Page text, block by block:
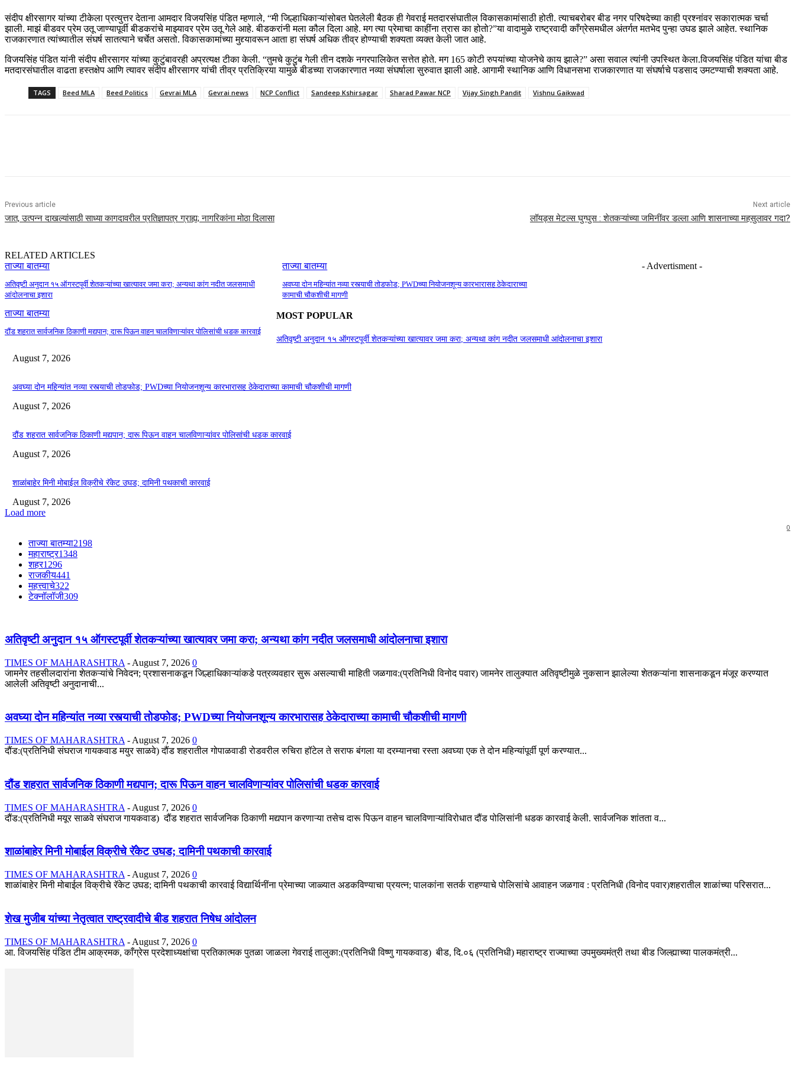
संदीप क्षीरसागर यांच्या टीकेला प्रत्युत्तर देताना आमदार विजयसिंह पंडित म्हणाले, “मी जिल्हाधिकाऱ्यांसोबत घेतलेली बैठक ही गेवराई मतदारसंघातील विकासकामांसाठी होती. त्याचबरोबर बीड नगर परिषदेच्या काही प्रश्नांवर सकारात्मक चर्चा
झाली. माझं बीडवर प्रेम उतू जाण्यापूर्वी बीडकरांचे माझ्यावर प्रेम उतू गेले आहे. बीडकरांनी मला कौल दिला आहे. मग त्या प्रेमाचा काहींना त्रास का होतो?”या वादामुळे राष्ट्रवादी काँग्रेसमधील अंतर्गत मतभेद पुन्हा उघड झाले आहेत. स्थानिक
राजकारणात त्यांच्यातील संघर्ष सातत्याने चर्चेत असतो. विकासकामांच्या मुद्द्यावरून आता हा संघर्ष अधिक तीव्र होण्याची शक्यता व्यक्त केली जात आहे.
विजयसिंह पंडित यांनी संदीप क्षीरसागर यांच्या कुटुंबावरही अप्रत्यक्ष टीका केली. “तुमचे कुटुंब गेली तीन दशके नगरपालिकेत सत्तेत होते. मग 165 कोटी रुपयांच्या योजनेचे काय झाले?” असा सवाल त्यांनी उपस्थित केला.विजयसिंह पंडित यांचा बीड
मतदारसंघातील वाढता हस्तक्षेप आणि त्यावर संदीप क्षीरसागर यांची तीव्र प्रतिक्रिया यामुळे बीडच्या राजकारणात नव्या संघर्षाला सुरुवात झाली आहे. आगामी स्थानिक आणि विधानसभा राजकारणात या संघर्षाचे पडसाद उमटण्याची शक्यता आहे.
TAGS Beed MLA Beed Politics Gevrai MLA Gevrai news NCP Conflict Sandeep Kshirsagar Sharad Pawar NCP Vijay Singh Pandit Vishnu Gaikwad
Previous article
जात, उत्पन्न दाखल्यांसाठी साध्या कागदावरील प्रतिज्ञापत्र ग्राह्य; नागरिकांना मोठा दिलासा
Next article
लॉयड्स मेटल्स घुग्घुस : शेतकऱ्यांच्या जमिनींवर डल्ला आणि शासनाच्या महसुलावर गदा?
RELATED ARTICLES
ताज्या बातम्या
अतिवृष्टी अनुदान १५ ऑगस्टपूर्वी शेतकऱ्यांच्या खात्यावर जमा करा; अन्यथा कांग नदीत जलसमाधी
आंदोलनाचा इशारा
ताज्या बातम्या
अवघ्या दोन महिन्यांत नव्या रस्त्याची तोडफोड; PWDच्या नियोजनशून्य कारभारासह ठेकेदाराच्या
कामाची चौकशीची मागणी
ताज्या बातम्या
दौंड शहरात सार्वजनिक ठिकाणी मद्यपान; दारू पिऊन वाहन चालविणाऱ्यांवर पोलिसांची धडक कारवाई
- Advertisment -
MOST POPULAR
अतिवृष्टी अनुदान १५ ऑगस्टपूर्वी शेतकऱ्यांच्या खात्यावर जमा करा; अन्यथा कांग नदीत जलसमाधी आंदोलनाचा इशारा
August 7, 2026
अवघ्या दोन महिन्यांत नव्या रस्त्याची तोडफोड; PWDच्या नियोजनशून्य कारभारासह ठेकेदाराच्या कामाची चौकशीची मागणी
August 7, 2026
दौंड शहरात सार्वजनिक ठिकाणी मद्यपान; दारू पिऊन वाहन चालविणाऱ्यांवर पोलिसांची धडक कारवाई
August 7, 2026
शाळांबाहेर मिनी मोबाईल विक्रीचे रॅकेट उघड; दामिनी पथकाची कारवाई
August 7, 2026
Load more
0
ताज्या बातम्या2198
महाराष्ट्र1348
शहर1296
राजकीय441
महत्त्वाचे322
टेक्नॉलॉजी309
अतिवृष्टी अनुदान १५ ऑगस्टपूर्वी शेतकऱ्यांच्या खात्यावर जमा करा; अन्यथा कांग नदीत जलसमाधी आंदोलनाचा इशारा
TIMES OF MAHARASHTRA - August 7, 2026 0
जामनेर तहसीलदारांना शेतकऱ्यांचे निवेदन; प्रशासनाकडून जिल्हाधिकाऱ्यांकडे पत्रव्यवहार सुरू असल्याची माहिती जळगाव:(प्रतिनिधी विनोद पवार) जामनेर तालुक्यात अतिवृष्टीमुळे नुकसान झालेल्या शेतकऱ्यांना शासनाकडून मंजूर करण्यात
आलेली अतिवृष्टी अनुदानाची...
अवघ्या दोन महिन्यांत नव्या रस्त्याची तोडफोड; PWDच्या नियोजनशून्य कारभारासह ठेकेदाराच्या कामाची चौकशीची मागणी
TIMES OF MAHARASHTRA - August 7, 2026 0
दौंड:(प्रतिनिधी संघराज गायकवाड मयुर साळवे) दौंड शहरातील गोपाळवाडी रोडवरील रुचिरा हॉटेल ते सराफ बंगला या दरम्यानचा रस्ता अवघ्या एक ते दोन महिन्यांपूर्वी पूर्ण करण्यात...
दौंड शहरात सार्वजनिक ठिकाणी मद्यपान; दारू पिऊन वाहन चालविणाऱ्यांवर पोलिसांची धडक कारवाई
TIMES OF MAHARASHTRA - August 7, 2026 0
दौंड:(प्रतिनिधी मयूर साळवे संघराज गायकवाड) दौंड शहरात सार्वजनिक ठिकाणी मद्यपान करणाऱ्या तसेच दारू पिऊन वाहन चालविणाऱ्यांविरोधात दौंड पोलिसांनी धडक कारवाई केली. सार्वजनिक शांतता व...
शाळांबाहेर मिनी मोबाईल विक्रीचे रॅकेट उघड; दामिनी पथकाची कारवाई
TIMES OF MAHARASHTRA - August 7, 2026 0
शाळांबाहेर मिनी मोबाईल विक्रीचे रॅकेट उघड; दामिनी पथकाची कारवाई विद्यार्थिनींना प्रेमाच्या जाळ्यात अडकविण्याचा प्रयत्न; पालकांना सतर्क राहण्याचे पोलिसांचे आवाहन जळगाव : प्रतिनिधी (विनोद पवार)शहरातील शाळांच्या परिसरात...
शेख मुजीब यांच्या नेतृत्वात राष्ट्रवादीचे बीड शहरात निषेध आंदोलन
TIMES OF MAHARASHTRA - August 7, 2026 0
आ. विजयसिंह पंडित टीम आक्रमक, काँग्रेस प्रदेशाध्यक्षांचा प्रतिकात्मक पुतळा जाळला गेवराई तालुका:(प्रतिनिधी विष्णु गायकवाड) बीड, दि.०६ (प्रतिनिधी) महाराष्ट्र राज्याच्या उपमुख्यमंत्री तथा बीड जिल्ह्याच्या पालकमंत्री...